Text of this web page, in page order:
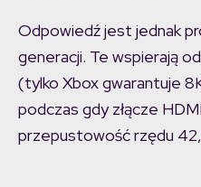
Odpowiedź jest jednak
generacji. Te wspierają
(tylko Xbox gwarantuje
podczas gdy złącze
przepustowość rzędu